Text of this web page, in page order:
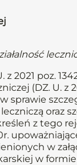
2021 poz.
(DZ. U. z
sprawie
oraz
z tego
w
w